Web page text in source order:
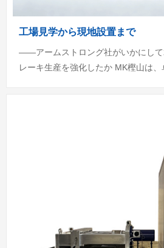
工場見学から現地設置まで
——アームストロング社がいかにし
レーキ生産を強化したか MK樫山は